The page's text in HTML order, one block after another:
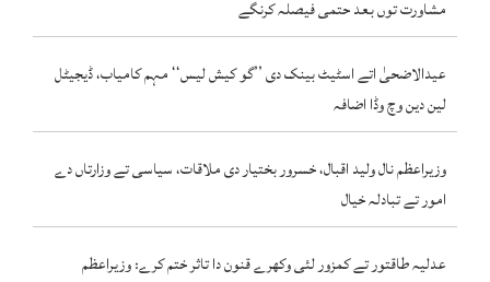
مشاورت توں بعد حتمی فیصلہ کرنگے
عیدالاضحیٰ اتے اسٹیٹ بینک دی ’’گو کیش لیس‘‘ مہم کامیاب، ڈیجیٹل
لین دین وچ وڈا اضافہ
وزیراعظم نال ولید اقبال، خسرور بختیار دی ملاقات، سیاسی تے وزارتاں دے
امور تے تبادلہ خیال
عدلیہ طاقتور تے کمزور لئی وکھرے قنون دا تاثر ختم کرے: وزیراعظم